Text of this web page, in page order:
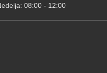
08:00 - 12:00